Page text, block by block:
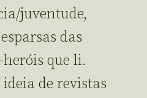
juventude,
das
que li.
de revistas